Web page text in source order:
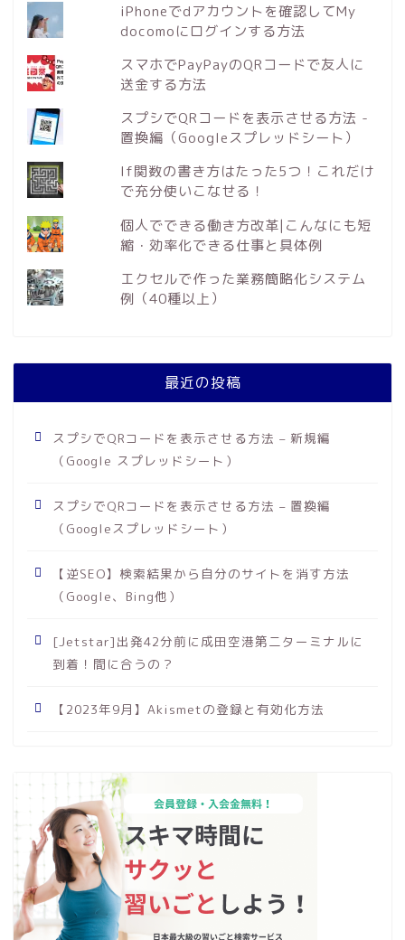
iPhoneでdアカウントを確認してMy
docomoにログインする方法
スマホでPayPayのQRコードで友人に
送金する方法
スプシでQRコードを表示させる方法 -
置換編（Googleスプレッドシート）
If関数の書き方はたった5つ！これだけ
で充分使いこなせる！
個人でできる働き方改革|こんなにも短
縮・効率化できる仕事と具体例
エクセルで作った業務簡略化システム
例（40種以上）
最近の投稿
スプシでQRコードを表示させる方法 – 新規編
（Google スプレッドシート）
スプシでQRコードを表示させる方法 – 置換編
（Googleスプレッドシート）
【逆SEO】検索結果から自分のサイトを消す方法
（Google、Bing他）
[Jetstar]出発42分前に成田空港第二ターミナルに
到着！間に合うの？
【2023年9月】Akismetの登録と有効化方法